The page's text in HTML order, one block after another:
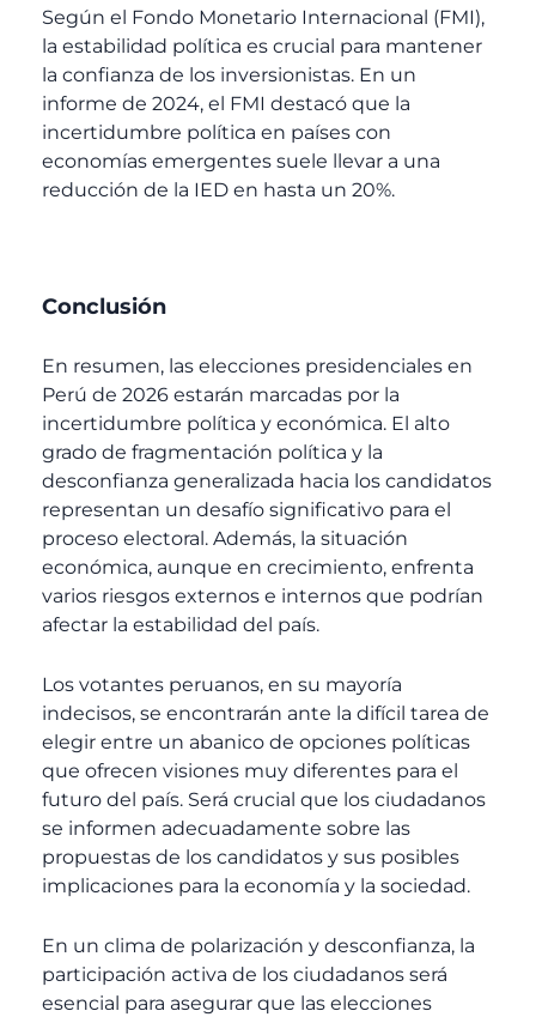
Según el Fondo Monetario Internacional (FMI),
la estabilidad política es crucial para mantener
la confianza de los inversionistas. En un
informe de 2024, el FMI destacó que la
incertidumbre política en países con
economías emergentes suele llevar a una
reducción de la IED en hasta un 20%.
Conclusión
En resumen, las elecciones presidenciales en
Perú de 2026 estarán marcadas por la
incertidumbre política y económica. El alto
grado de fragmentación política y la
desconfianza generalizada hacia los candidatos
representan un desafío significativo para el
proceso electoral. Además, la situación
económica, aunque en crecimiento, enfrenta
varios riesgos externos e internos que podrían
afectar la estabilidad del país.
Los votantes peruanos, en su mayoría
indecisos, se encontrarán ante la difícil tarea de
elegir entre un abanico de opciones políticas
que ofrecen visiones muy diferentes para el
futuro del país. Será crucial que los ciudadanos
se informen adecuadamente sobre las
propuestas de los candidatos y sus posibles
implicaciones para la economía y la sociedad.
En un clima de polarización y desconfianza, la
participación activa de los ciudadanos será
esencial para asegurar que las elecciones